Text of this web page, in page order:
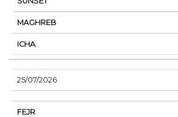
25/07/2026